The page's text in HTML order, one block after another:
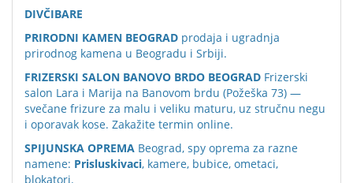
DIVČIBARE
PRIRODNI KAMEN BEOGRAD prodaja i ugradnja
prirodnog kamena u Beogradu i Srbiji.
FRIZERSKI SALON BANOVO BRDO BEOGRAD Frizerski
salon Lara i Marija na Banovom brdu (Požeška 73) —
svečane frizure za malu i veliku maturu, uz stručnu negu
i oporavak kose. Zakažite termin online.
SPIJUNSKA OPREMA Beograd, spy oprema za razne
namene: Prisluskivaci, kamere, bubice, ometaci,
blokatori.